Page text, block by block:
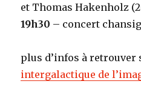
et Thomas Hakenholz
19h30 – concert
plus d’infos à
intergalactique de